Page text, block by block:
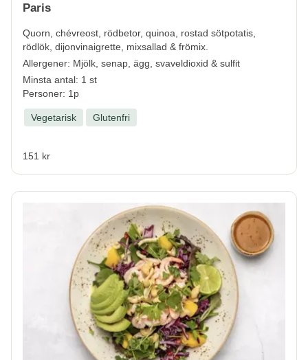
Paris
Quorn, chévreost, rödbetor, quinoa, rostad sötpotatis,
rödlök, dijonvinaigrette, mixsallad & frömix.
Allergener: Mjölk, senap, ägg, svaveldioxid & sulfit
Minsta antal: 1 st
Personer: 1p
Vegetarisk Glutenfri
151 kr